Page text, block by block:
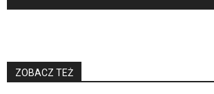
ZOBACZ TEŻ